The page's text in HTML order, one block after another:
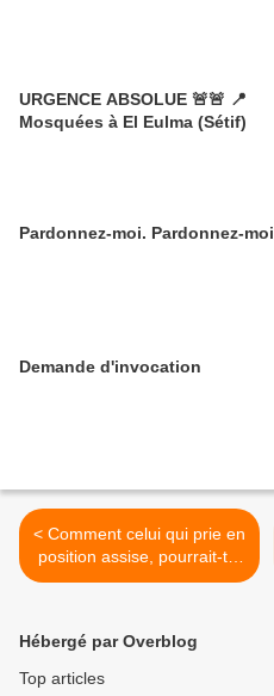
URGENCE ABSOLUE 🚨🚨 📍
Mosquées à El Eulma (Sétif)
Pardonnez-moi. Pardonnez-moi
Demande d'invocation
< Comment celui qui prie en
position assise, pourrait-t-il
s’incliner ou se prosterner ?
Hébergé par Overblog
Top articles